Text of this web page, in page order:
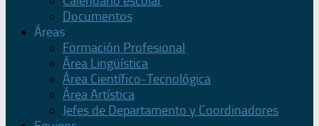
Documentos
Áreas
Formación Profesional
Área Lingüística
Área Científico-Tecnológica
Área Artística
Jefes de Departamento y Coordinadores